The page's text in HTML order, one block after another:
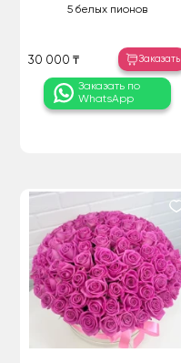
5 белых пионов
30 000 ₸ Заказать
Заказать по
WhatsApp